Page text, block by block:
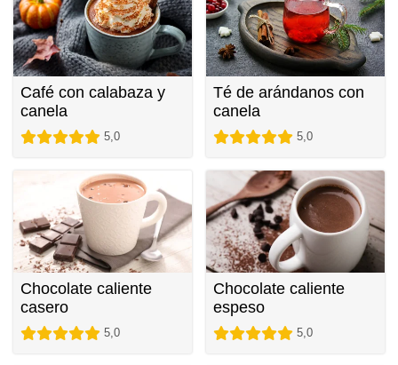
Café con calabaza y
canela
5,0
Té de arándanos con
canela
5,0
Chocolate caliente
casero
5,0
Chocolate caliente
espeso
5,0